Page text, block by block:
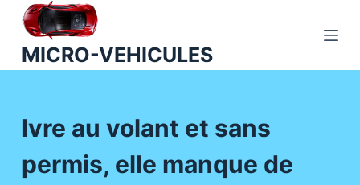
P
u
MICRO-VEHICULES
Ivre au volant et sans
permis, elle manque de